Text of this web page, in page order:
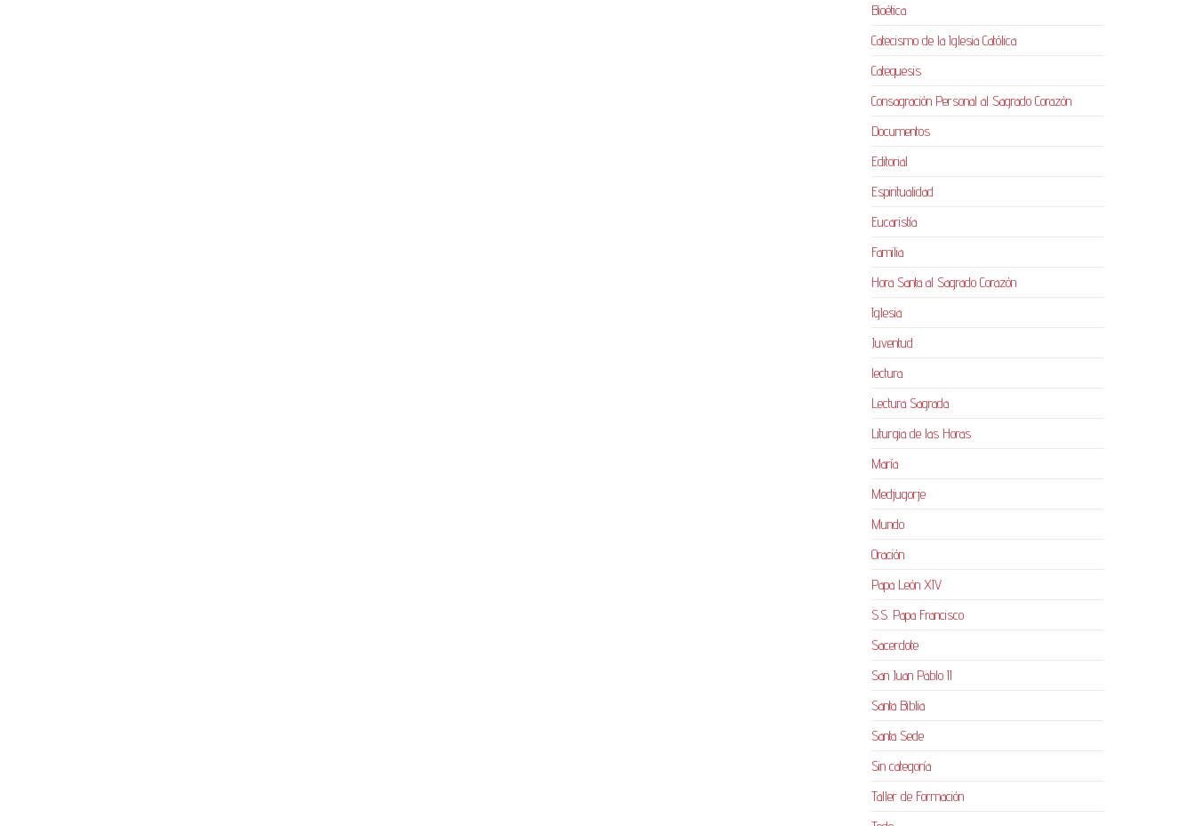
Bioética
Catecismo de la Iglesia Católica
Catequesis
Consagración Personal al Sagrado Corazón
Documentos
Editorial
Espiritualidad
Eucaristía
Familia
Hora Santa al Sagrado Corazón
Iglesia
Juventud
lectura
Lectura Sagrada
Liturgia de las Horas
María
Medjugorje
Mundo
Oración
Papa León XIV
S.S. Papa Francisco
Sacerdote
San Juan Pablo II
Santa Biblia
Santa Sede
Sin categoría
Taller de Formación